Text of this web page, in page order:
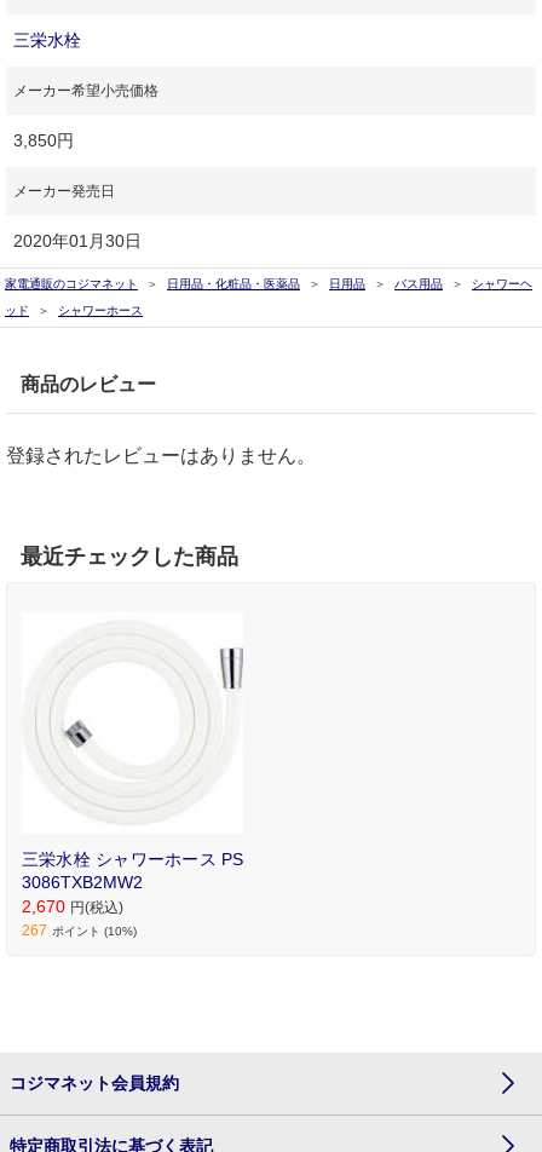
三栄水栓
メーカー希望小売価格
3,850円
メーカー発売日
2020年01月30日
家電通販のコジマネット 日用品・化粧品・医薬品 日用品 バス用品
シャワーヘ
ッド
シャワーホース
商品のレビュー
登録されたレビューはありません。
最近チェックした商品
三栄水栓 シャワーホース PS
3086TXB2MW2
2,670 円(税込)
267 ポイント (10%)
コジマネット会員規約
特定商取引法に基づく表記